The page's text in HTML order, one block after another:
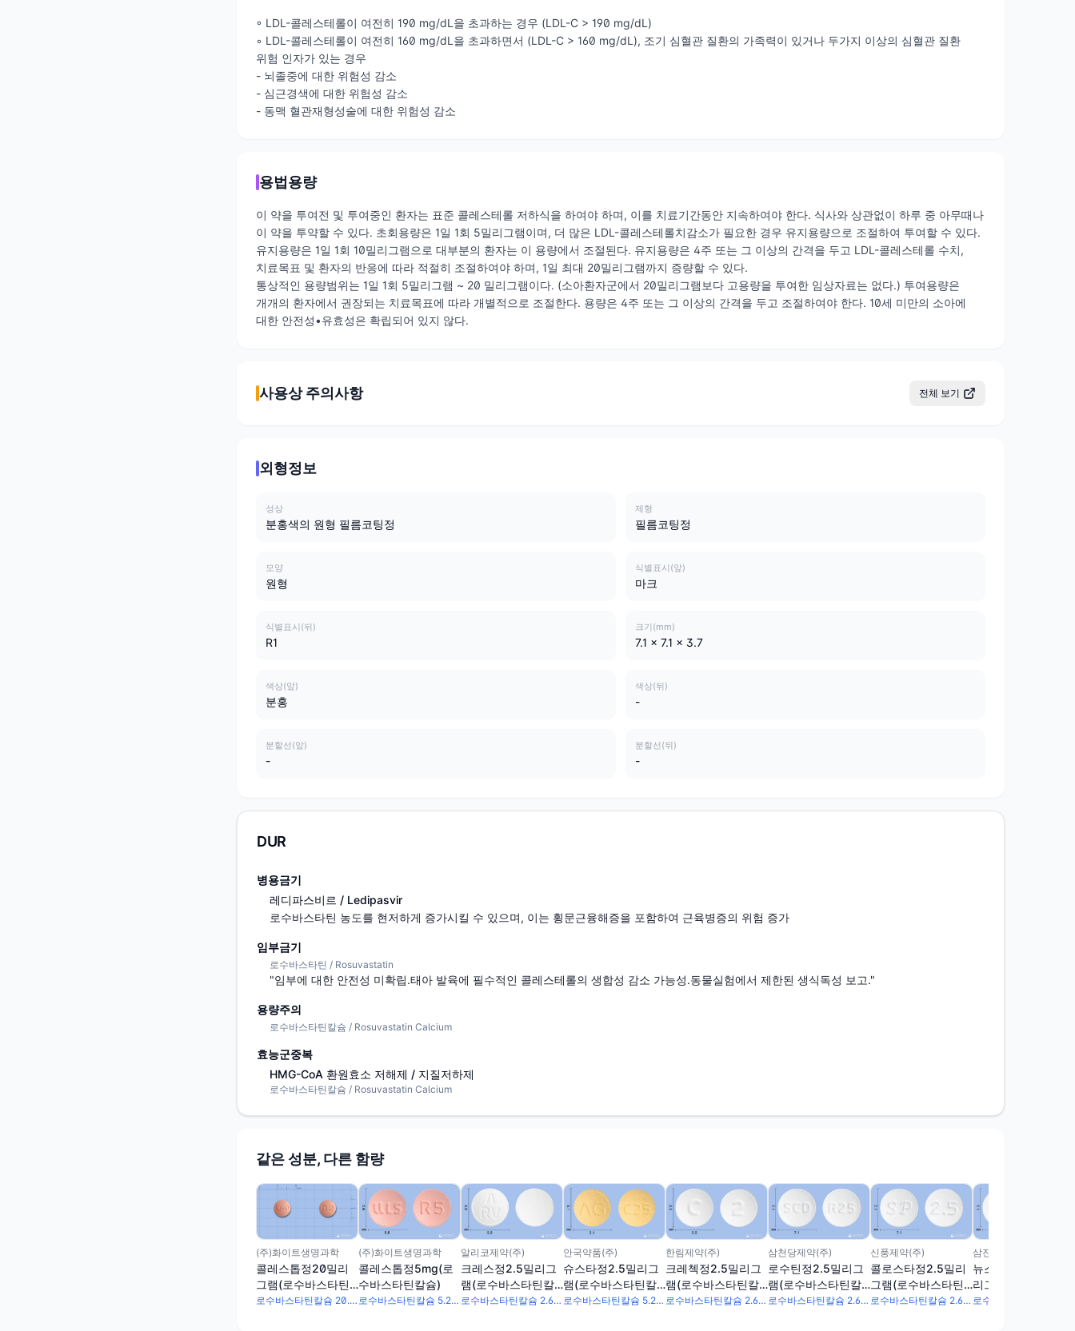
◦ LDL-콜레스테롤이 여전히 190 mg/dL을 초과하는 경우 (LDL-C > 190 mg/dL)
◦ LDL-콜레스테롤이 여전히 160 mg/dL을 초과하면서 (LDL-C > 160 mg/dL), 조기 심혈관 질환의 가족력이 있거나 두가지 이상의 심혈관 질환
위험 인자가 있는 경우
- 뇌졸중에 대한 위험성 감소
- 심근경색에 대한 위험성 감소
- 동맥 혈관재형성술에 대한 위험성 감소
용법용량
이 약을 투여전 및 투여중인 환자는 표준 콜레스테롤 저하식을 하여야 하며, 이를 치료기간동안 지속하여야 한다. 식사와 상관없이 하루 중 아무때나
이 약을 투약할 수 있다. 초회용량은 1일 1회 5밀리그램이며, 더 많은 LDL-콜레스테롤치감소가 필요한 경우 유지용량으로 조절하여 투여할 수 있다.
유지용량은 1일 1회 10밀리그램으로 대부분의 환자는 이 용량에서 조절된다. 유지용량은 4주 또는 그 이상의 간격을 두고 LDL-콜레스테롤 수치,
치료목표 및 환자의 반응에 따라 적절히 조절하여야 하며, 1일 최대 20밀리그램까지 증량할 수 있다.
통상적인 용량범위는 1일 1회 5밀리그램 ~ 20 밀리그램이다. (소아환자군에서 20밀리그램보다 고용량을 투여한 임상자료는 없다.) 투여용량은
개개의 환자에서 권장되는 치료목표에 따라 개별적으로 조절한다. 용량은 4주 또는 그 이상의 간격을 두고 조절하여야 한다. 10세 미만의 소아에
대한 안전성•유효성은 확립되어 있지 않다.
사용상 주의사항 전체 보기
외형정보
성상
분홍색의 원형 필름코팅정
제형
필름코팅정
모양
원형
식별표시(앞)
마크
식별표시(뒤)
R1
크기(mm)
7.1 x 7.1 x 3.7
색상(앞)
분홍
색상(뒤)
-
분할선(앞)
-
분할선(뒤)
-
DUR
병용금기
레디파스비르 / Ledipasvir
로수바스타틴 농도를 현저하게 증가시킬 수 있으며, 이는 횡문근융해증을 포함하여 근육병증의 위험 증가
임부금기
로수바스타틴 / Rosuvastatin
"임부에 대한 안전성 미확립.태아 발육에 필수적인 콜레스테롤의 생합성 감소 가능성.동물실험에서 제한된 생식독성 보고."
용량주의
로수바스타틴칼슘 / Rosuvastatin Calcium
효능군중복
HMG-CoA 환원효소 저해제 / 지질저하제
로수바스타틴칼슘 / Rosuvastatin Calcium
같은 성분, 다른 함량
(주)화이트생명과학
콜레스톱정20밀리
그램(로수바스타틴
칼슘)
로수바스타틴칼슘 20.8mg
(주)화이트생명과학
콜레스톱정5mg(로
수바스타틴칼슘)
로수바스타틴칼슘 5.2mg
알리코제약(주)
크레스정2.5밀리그
램(로수바스타틴칼
슘)
로수바스타틴칼슘 2.6mg
안국약품(주)
슈스타정2.5밀리그
램(로수바스타틴칼
슘)
로수바스타틴칼슘 5.2mg
한림제약(주)
크레첵정2.5밀리그
램(로수바스타틴칼
슘)
로수바스타틴칼슘 2.6mg
삼천당제약(주)
로수틴정2.5밀리그
램(로수바스타틴칼
슘)
로수바스타틴칼슘 2.6mg
신풍제약(주)
콜로스타정2.5밀리
그램(로수바스타틴
칼슘)
로수바스타틴칼슘 2.6mg
삼진제약(주)
뉴스타틴알정2.5밀
리그램(로수바스타
틴칼슘)